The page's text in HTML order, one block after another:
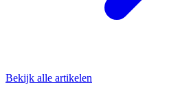
Bekijk alle artikelen